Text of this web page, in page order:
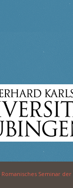
Romanisches Seminar